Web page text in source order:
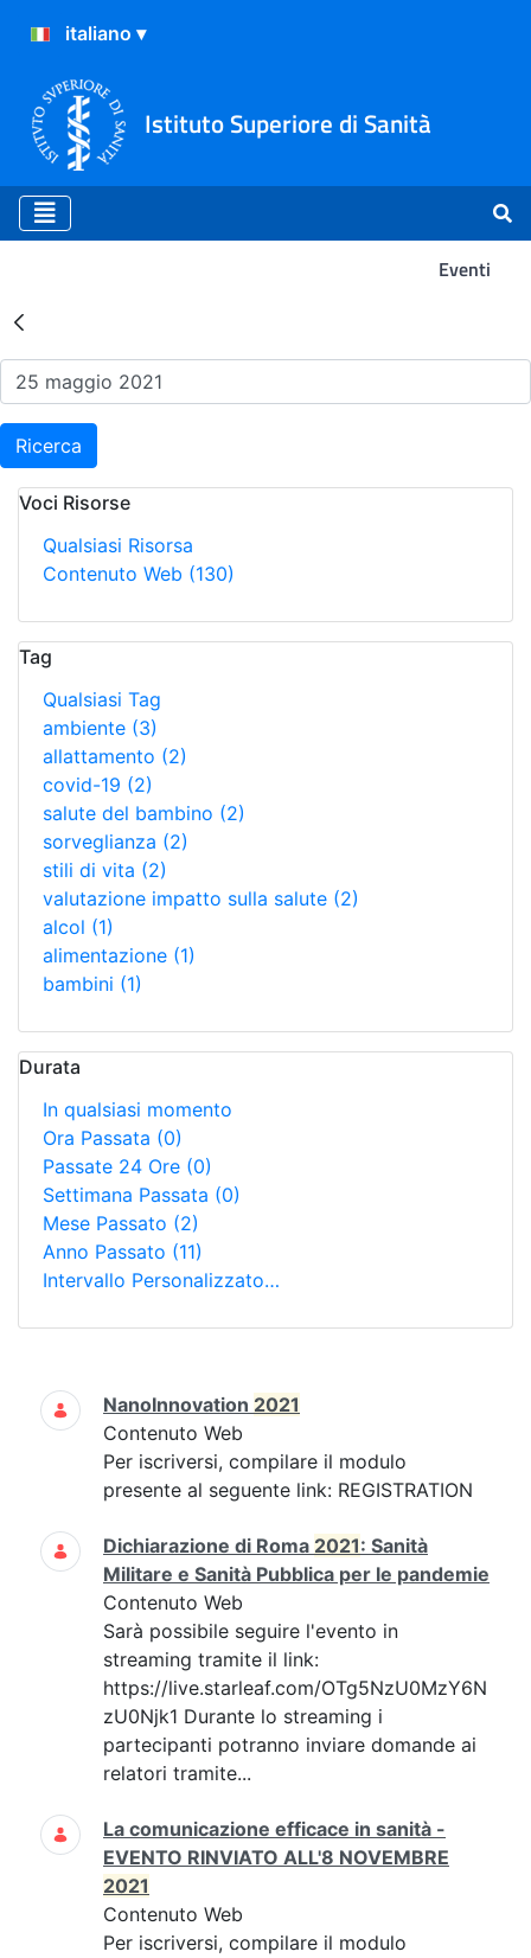
Istituto Superiore di Sanità
Eventi
Risultati della Ricerca -
Ricerca
Voci Risorse
Qualsiasi Risorsa
Contenuto Web (130)
Tag
Qualsiasi Tag
ambiente (3)
allattamento (2)
covid-19 (2)
salute del bambino (2)
sorveglianza (2)
stili di vita (2)
valutazione impatto sulla salute (2)
alcol (1)
alimentazione (1)
bambini (1)
Durata
In qualsiasi momento
Ora Passata (0)
Passate 24 Ore (0)
Settimana Passata (0)
Mese Passato (2)
Anno Passato (11)
Intervallo Personalizzato…
Ricerca
NanoInnovation 2021
Contenuto Web
Per iscriversi, compilare il modulo
presente al seguente link: REGISTRATION
Dichiarazione di Roma 2021: Sanità
Militare e Sanità Pubblica per le pandemie
Contenuto Web
Sarà possibile seguire l'evento in
streaming tramite il link:
https://live.starleaf.com/OTg5NzU0MzY6N
zU0Njk1 Durante lo streaming i
partecipanti potranno inviare domande ai
relatori tramite...
La comunicazione efficace in sanità -
EVENTO RINVIATO ALL'8 NOVEMBRE
2021
Contenuto Web
Per iscriversi, compilare il modulo